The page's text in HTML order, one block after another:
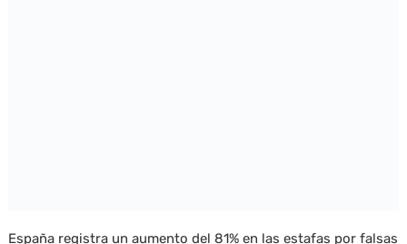
España registra un aumento del 81% en las estafas por falsas